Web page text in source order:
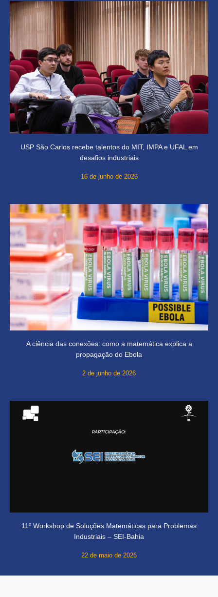
USP São Carlos recebe talentos do MIT, IMPA e UFAL em
desafios industriais
16 de junho de 2026
A ciência das conexões: como a matemática explica a
propagação do Ebola
2 de junho de 2026
11º Workshop de Soluções Matemáticas para Problemas
Industriais – SEI-Bahia
22 de maio de 2026